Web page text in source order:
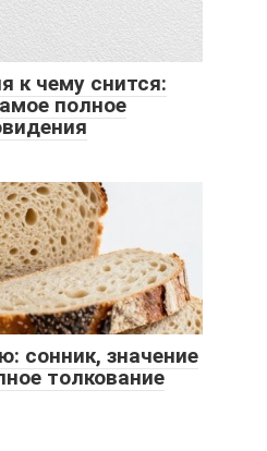
к чему снится:
полное
сонник, значение
толкование